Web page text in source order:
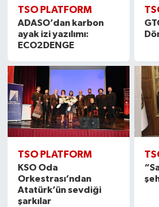
TSO PLATFORM
ADASO’dan karbon
ayak izi yazılımı:
ECO2DENGE
TSO PLATFORM
KSO Oda
Orkestrası’ndan
Atatürk’ün sevdiği
şarkılar